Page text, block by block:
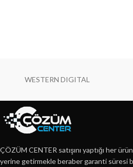
WESTERN DIGITAL
ÇÖZÜM CENTER satışını yaptığı her
yerine getirmekle beraber garanti süresi